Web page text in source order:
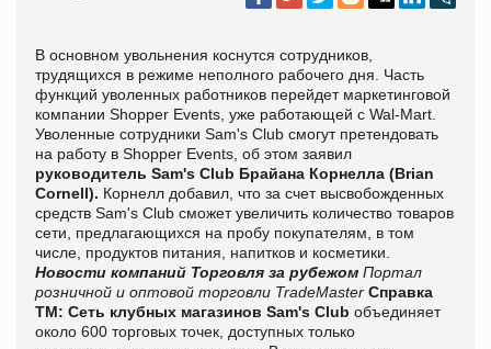
В основном увольнения коснутся сотрудников,
трудящихся в режиме неполного рабочего дня. Часть
функций уволенных работников перейдет маркетинговой
компании Shopper Events, уже работающей с Wal-Mart.
Уволенные сотрудники Sam's Club смогут претендовать
на работу в Shopper Events , об этом заявил
руководитель Sam's Club Брайана Корнелла (Brian
Cornell). Корнелл добавил, что за счет высвобожденных
средств Sam's Club сможет увеличить количество товаров
сети, предлагающихся на пробу покупателям, в том
числе, продуктов питания, напитков и косметики
Новости компаний Торговля за рубежом Портал
розничной и оптовой торговли TradeMaster Справка
ТМ: Сеть клубных магазинов Sam's Club объединяет
около 600 торговых точек, доступных только